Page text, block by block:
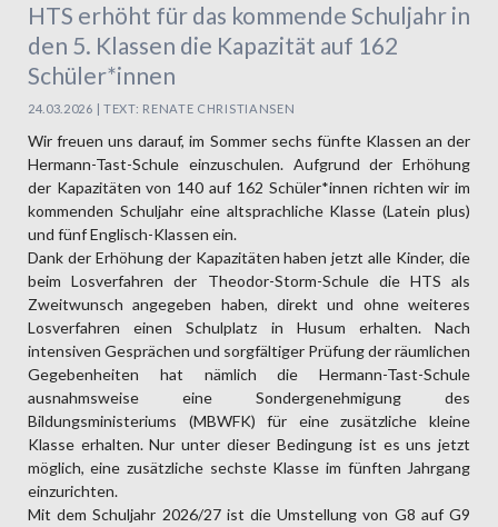
HTS erhöht für das kommende Schuljahr in
den 5. Klassen die Kapazität auf 162
Schüler*innen
24.03.2026 | TEXT: RENATE CHRISTIANSEN
Wir freuen uns darauf, im Sommer sechs fünfte Klassen an der
Hermann-Tast-Schule einzuschulen. Aufgrund der Erhöhung
der Kapazitäten von 140 auf 162 Schüler*innen richten wir im
kommenden Schuljahr eine altsprachliche Klasse (Latein plus)
und fünf Englisch-Klassen ein.
Dank der Erhöhung der Kapazitäten haben jetzt alle Kinder, die
beim Losverfahren der Theodor-Storm-Schule die HTS als
Zweitwunsch angegeben haben, direkt und ohne weiteres
Losverfahren einen Schulplatz in Husum erhalten. Nach
intensiven Gesprächen und sorgfältiger Prüfung der räumlichen
Gegebenheiten hat nämlich die Hermann-Tast-Schule
ausnahmsweise eine Sondergenehmigung des
Bildungsministeriums (MBWFK) für eine zusätzliche kleine
Klasse erhalten. Nur unter dieser Bedingung ist es uns jetzt
möglich, eine zusätzliche sechste Klasse im fünften Jahrgang
einzurichten.
Mit dem Schuljahr 2026/27 ist die Umstellung von G8 auf G9